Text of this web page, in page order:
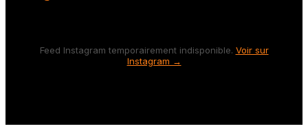
Feed Instagram temporairement indisponible. Voir sur
Instagram →